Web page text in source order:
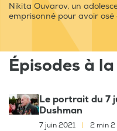
Nikita Ouvarov, un
emprisonné pour avoir
Épisodes à
Le portrait du 7
Dushman
7 juin 2021 | 2 min 2